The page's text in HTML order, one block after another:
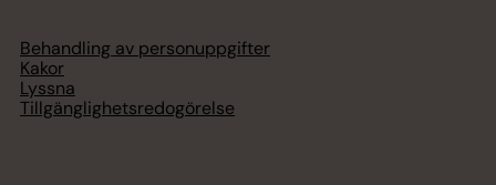
Behandling av personuppgifter
Kakor
Lyssna
Tillgänglighetsredogörelse